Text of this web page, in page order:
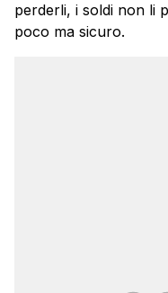
perderli, i soldi non li
poco ma sicuro.